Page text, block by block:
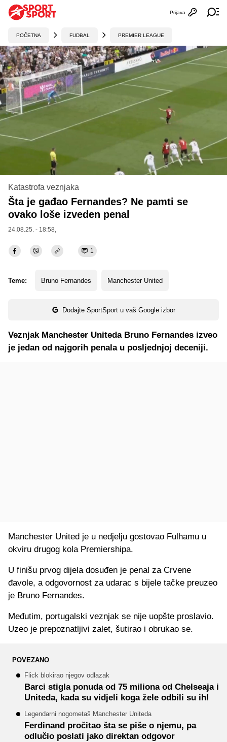
Otvori
Prijava
POČETNA FUDBAL PREMIER LEAGUE
Katastrofa veznjaka
Šta je gađao Fernandes? Ne pamti se
ovako loše izveden penal
24.08.25. - 18:58,
1
Teme: Bruno Fernandes Manchester United
Dodajte SportSport u vaš Google izbor
Veznjak Manchester Uniteda Bruno Fernandes izveo
je jedan od najgorih penala u posljednjoj deceniji.
Manchester United je u nedjelju gostovao Fulhamu u
okviru drugog kola Premiershipa.
U finišu prvog dijela dosuđen je penal za Crvene
đavole, a odgovornost za udarac s bijele tačke preuzeo
je Bruno Fernandes.
Međutim, portugalski veznjak se nije uopšte proslavio.
Uzeo je prepoznatljivi zalet, šutirao i obrukao se.
POVEZANO
Flick blokirao njegov odlazak
Barci stigla ponuda od 75 miliona od Chelseaja i
Uniteda, kada su vidjeli koga žele odbili su ih!
Legendarni nogometaš Manchester Uniteda
Ferdinand pročitao šta se piše o njemu, pa
odlučio poslati jako direktan odgovor